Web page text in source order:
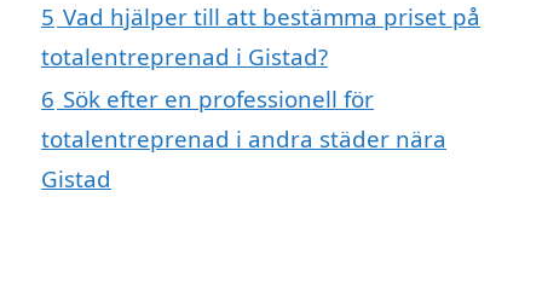
5 Vad hjälper till att bestämma priset på
totalentreprenad i Gistad?
6 Sök efter en professionell för
totalentreprenad i andra städer nära
Gistad